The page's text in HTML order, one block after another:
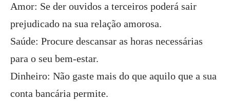
Amor: Se der ouvidos a terceiros poderá sair
prejudicado na sua relação amorosa.
Saúde: Procure descansar as horas necessárias
para o seu bem-estar.
Dinheiro: Não gaste mais do que aquilo que a sua
conta bancária permite.